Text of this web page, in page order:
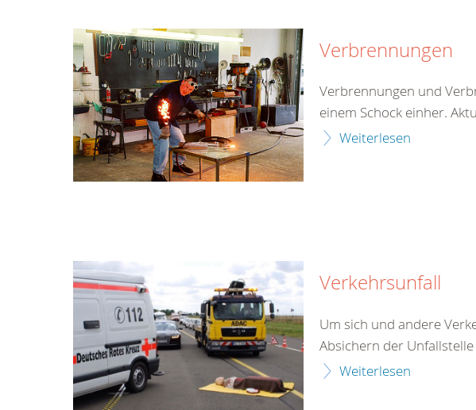
Verbrennungen
Verbrennungen und
einem Schock einher.
Weiterlesen
Verkehrsunfall
Um sich und andere
Absichern der
Weiterlesen